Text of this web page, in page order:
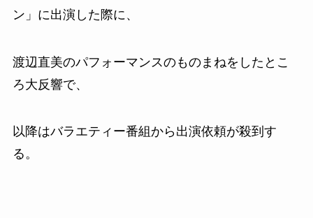
ン」に出演した際に、
渡辺直美のパフォーマンスのものまねをしたとこ
ろ大反響で、
以降はバラエティー番組から出演依頼が殺到す
る。